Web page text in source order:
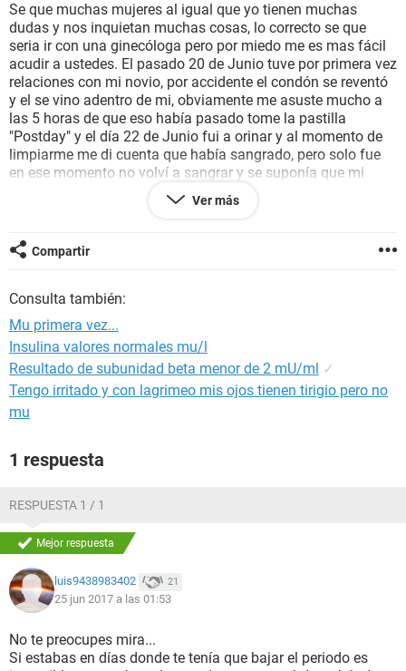
BIENESTAR
SEXUALIDAD
GLOSARIO
Se que muchas mujeres al igual que yo tienen muchas
dudas y nos inquietan muchas cosas, lo correcto se que
seria ir con una ginecóloga pero por miedo me es mas fácil
acudir a ustedes. El pasado 20 de Junio tuve por primera vez
relaciones con mi novio, por accidente el condón se reventó
y el se vino adentro de mi, obviamente me asuste mucho a
las 5 horas de que eso había pasado tome la pastilla
"Postday" y el día 22 de Junio fui a orinar y al momento de
limpiarme me di cuenta que había sangrado, pero solo fue
en ese momento no volví a sangrar y se suponía que mi
periodo tendría que llegar el día 23 de Junio y no a llegado.
Estoy un poco asustada con el hecho de ¿Puedo salir
puedo tener de retraso?
Ver más
Compartir
Consulta también:
Mu primera vez...
Insulina valores normales mu/l
Resultado de subunidad beta menor de 2 mU/ml ✓
Tengo irritado y con lagrimeo mis ojos tienen tirigio pero no
mu
1 respuesta
RESPUESTA 1 / 1
Mejor respuesta
luis9438983402 21
25 jun 2017 a las 01:53
No te preocupes mira...
Si estabas en días donde te tenía que bajar el periodo es